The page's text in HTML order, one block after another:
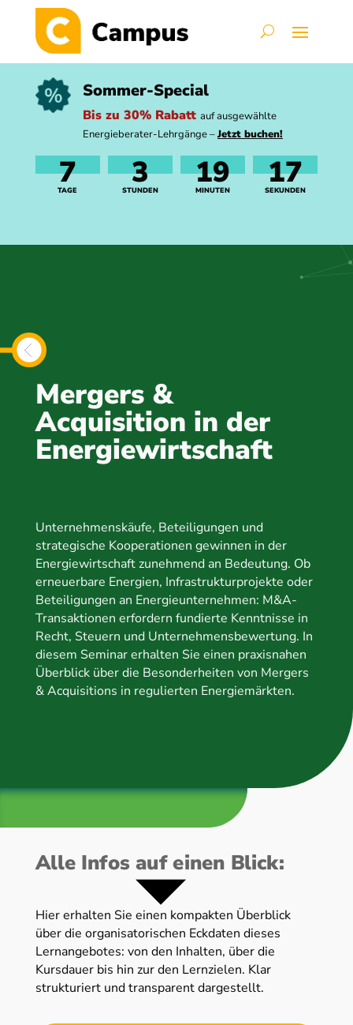
Sommer-Special
Bis zu 30% Rabatt auf ausgewählte
Energieberater-Lehrgänge –Jetzt buchen!
7
TAGE 3
STUNDEN 19
MINUTEN 16
SEKUNDEN
Mergers &
Acquisition in der
Energiewirtschaft
Unternehmenskäufe, Beteiligungen und
strategische Kooperationen gewinnen in der
Energiewirtschaft zunehmend an Bedeutung. Ob
erneuerbare Energien, Infrastrukturprojekte oder
Beteiligungen an Energieunternehmen: M&A-
Transaktionen erfordern fundierte Kenntnisse in
Recht, Steuern und Unternehmensbewertung. In
diesem Seminar erhalten Sie einen praxisnahen
Überblick über die Besonderheiten von Mergers
& Acquisitions in regulierten Energiemärkten.
Alle Infos auf einen Blick:
Hier erhalten Sie einen kompakten Überblick
über die organisatorischen Eckdaten dieses
Lernangebotes: von den Inhalten, über die
Kursdauer bis hin zur den Lernzielen. Klar
strukturiert und transparent dargestellt.